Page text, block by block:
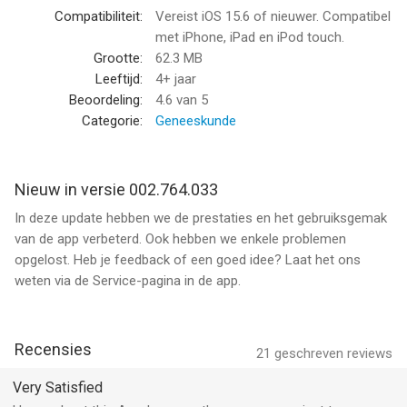
- Gemakkelijk digitaal contact met je huisarts
- Snel informatie opzoeken over ziektes en gezondheid via
3. Alles voor een gezonder leven
- Handige services en apps die helpen met gezonder leven en
- Makkelijk je medicijnen regelen via een online apotheek
4. En nóg meer voordelen
- Chatten met onze chatbot of een medewerker
- Direct vanuit de app bellen met de Alarmcentrale
We willen onze app steeds een beetje beter maken. Daarom is
Compatibiliteit:
Vereist iOS 15.6 of nieuwer. Compatibel
met iPhone, iPad en iPod touch.
Grootte:
62.3 MB
Leeftijd:
4+ jaar
Beoordeling:
4.6 van 5
Categorie:
Geneeskunde
Nieuw in versie 002.764.033
In deze update hebben we de prestaties en het gebruiksgemak
van de app verbeterd. Ook hebben we enkele problemen
opgelost. Heb je feedback of een goed idee? Laat het ons
weten via de Service-pagina in de app.
21 geschreven reviews
Recensies
Very Satisfied